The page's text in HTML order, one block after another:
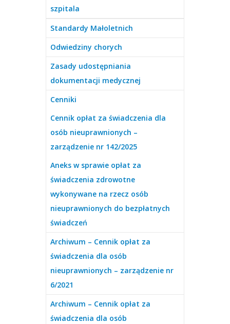
szpitala
Standardy Małoletnich
Odwiedziny chorych
Zasady udostępniania
dokumentacji medycznej
Cenniki
Cennik opłat za świadczenia dla
osób nieuprawnionych –
zarządzenie nr 142/2025
Aneks w sprawie opłat za
świadczenia zdrowotne
wykonywane na rzecz osób
nieuprawnionych do bezpłatnych
świadczeń
Archiwum – Cennik opłat za
świadczenia dla osób
nieuprawnionych – zarządzenie nr
6/2021
Archiwum – Cennik opłat za
świadczenia dla osób